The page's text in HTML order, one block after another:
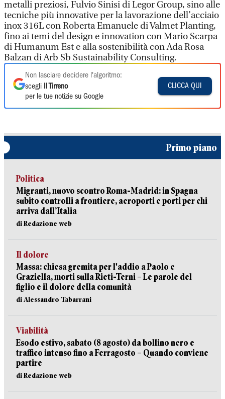
metalli preziosi, Fulvio Sinisi di Legor Group, sino alle
tecniche più innovative per la lavorazione dell’acciaio
inox 316L con Roberta Emanuele di Valmet Planting,
fino ai temi del design e innovation con Mario Scarpa
di Humanum Est e alla sostenibilità con Ada Rosa
Balzan di Arb Sb Sustainability Consulting.
Non lasciare decidere l'algoritmo:
scegli
Il Tirreno
per le tue notizie su Google
CLICCA QUI
Primo piano
Politica
Migranti, nuovo scontro Roma-Madrid: in Spagna
subito controlli a frontiere, aeroporti e porti per chi
arriva dall’Italia
di Redazione web
Il dolore
Massa: chiesa gremita per l'addio a Paolo e
Graziella, morti sulla Rieti-Terni – Le parole del
figlio e il dolore della comunità
di Alessandro Tabarrani
Viabilità
Esodo estivo, sabato (8 agosto) da bollino nero e
traffico intenso fino a Ferragosto – Quando conviene
partire
di Redazione web